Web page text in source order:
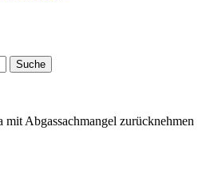
Suche
mit Abgassachmangel zurücknehmen